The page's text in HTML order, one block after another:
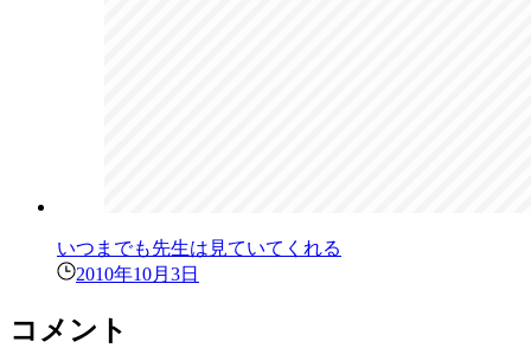
いつまでも先生は見ていてくれる
2010年10月3日
コメント